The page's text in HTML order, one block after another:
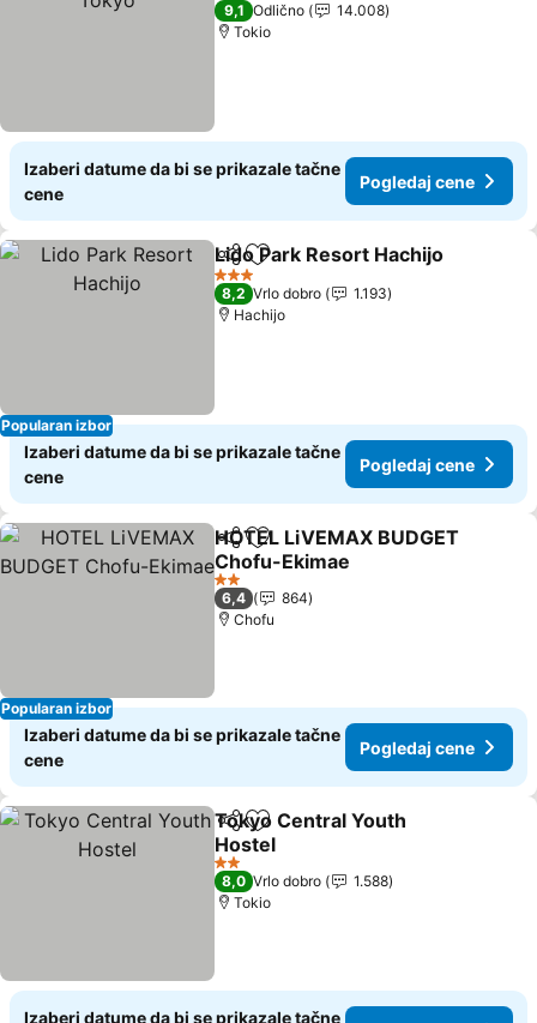
9,1 Odlično
14.008
Tokio
Izaberi datume da bi se prikazale tačne
cene
Pogledaj cene
Popularan izbor
Deli Dodati u favorite
Lido Park Resort Hachijo
3 Zvezdice
8,2 Vrlo dobro
1.193
Hachijo
Izaberi datume da bi se prikazale tačne
cene
Pogledaj cene
Popularan izbor
Deli Dodati u favorite
HOTEL LiVEMAX BUDGET
Chofu-Ekimae
Pogledaj cene
2 Zvezdice
6,4
864
Chofu
Izaberi datume da bi se prikazale tačne
cene
Pogledaj cene
Deli Dodati u favorite
Tokyo Central Youth
Hostel
Pogledaj cene
2 Zvezdice
8,0 Vrlo dobro
1.588
Tokio
Izaberi datume da bi se prikazale tačne